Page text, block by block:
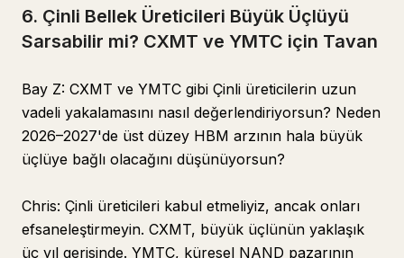
6. Çinli Bellek Üreticileri Büyük Üçlüyü
Sarsabilir mi? CXMT ve YMTC için Tavan
Bay Z: CXMT ve YMTC gibi Çinli üreticilerin uzun
vadeli yakalamasını nasıl değerlendiriyorsun? Neden
2026–2027'de üst düzey HBM arzının hala büyük
üçlüye bağlı olacağını düşünüyorsun?
Chris: Çinli üreticileri kabul etmeliyiz, ancak onları
efsaneleştirmeyin. CXMT, büyük üçlünün yaklaşık
üç yıl gerisinde. YMTC, küresel NAND pazarının